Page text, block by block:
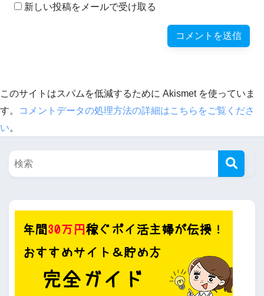
新しい投稿をメールで受け取る
このサイトはスパムを低減するために Akismet を使っていま
す。
コメントデータの処理方法の詳細はこちらをご覧くださ
い。